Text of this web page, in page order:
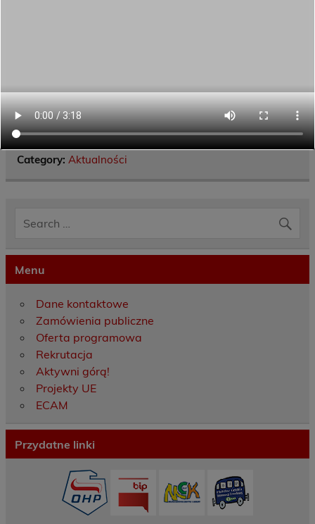
Category: Aktualności
Menu
Dane kontaktowe
Zamówienia publiczne
Oferta programowa
Rekrutacja
Aktywni górą!
Projekty UE
ECAM
Przydatne linki